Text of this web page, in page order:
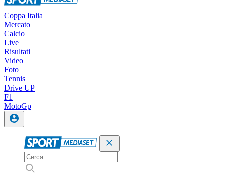
Coppa Italia
Mercato
Calcio
Live
Risultati
Video
Foto
Tennis
Drive UP
F1
MotoGp